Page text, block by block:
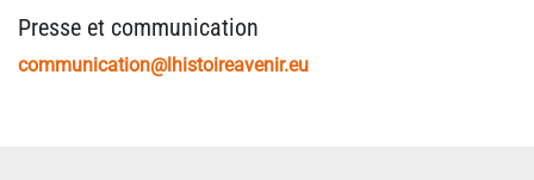
Presse et communication
communication@lhistoireavenir.eu